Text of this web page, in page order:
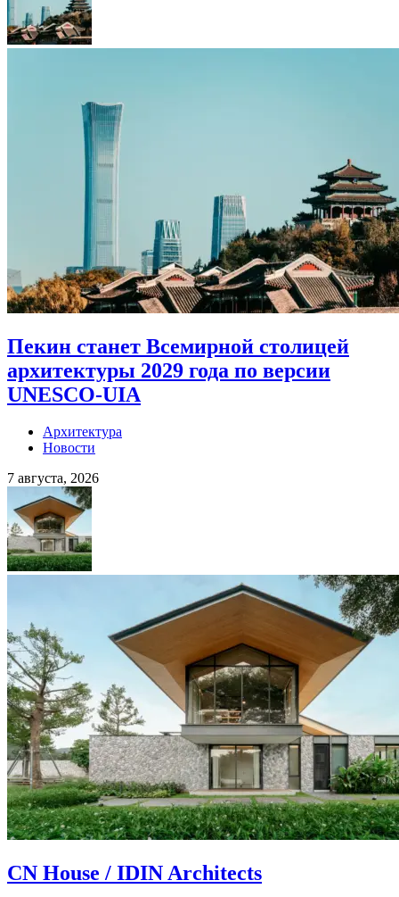
Пекин станет Всемирной столицей
архитектуры 2029 года по версии
UNESCO-UIA
Архитектура
Новости
7 августа, 2026
CN House / IDIN Architects